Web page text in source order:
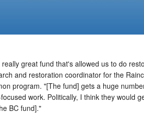
great fund that's allowed us to do
and restoration coordinator for the
program. "[The fund] gets a huge
work. Politically, I think they would
BC fund]."